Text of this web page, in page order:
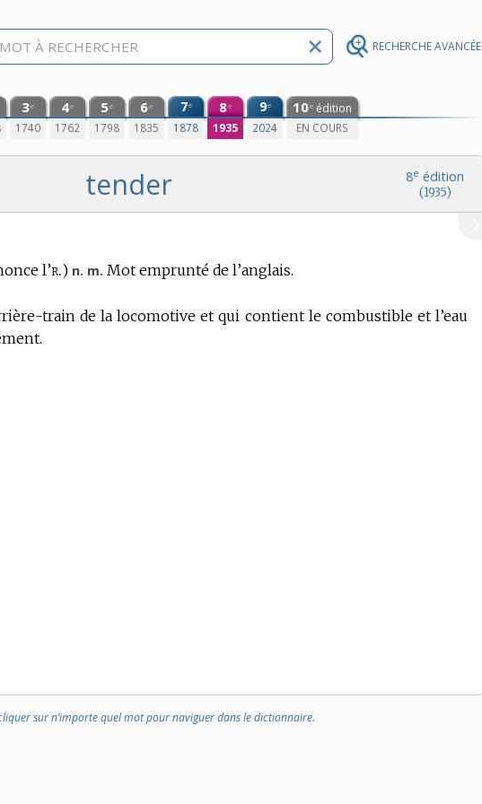
RECHERCHE AVANCÉE
3e
1740
4e
1762
5e
1798
6e
1835
7e
1878
8e
1935
9e
2024
10e édition
EN COURS
8e édition
(1935)
tender
l’r.) n. m. Mot emprunté de l’anglais.
train de la locomotive et qui contient le combustible et l’eau
sur n’importe quel mot pour naviguer dans le dictionnaire.